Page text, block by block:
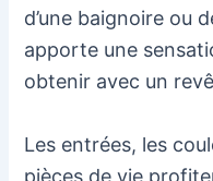
d’une baignoire ou
apporte une
obtenir avec un
Les entrées, les
pièces de vie